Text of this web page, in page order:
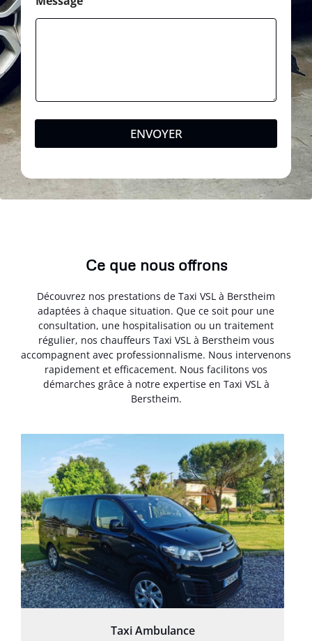
ENVOYER
Ce que nous offrons
Découvrez nos prestations de Taxi VSL à Berstheim
adaptées à chaque situation. Que ce soit pour une
consultation, une hospitalisation ou un traitement
régulier, nos chauffeurs Taxi VSL à Berstheim vous
accompagnent avec professionnalisme. Nous intervenons
rapidement et efficacement. Nous facilitons vos
démarches grâce à notre expertise en Taxi VSL à
Berstheim.
Taxi Ambulance